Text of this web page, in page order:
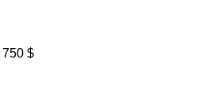
750 $